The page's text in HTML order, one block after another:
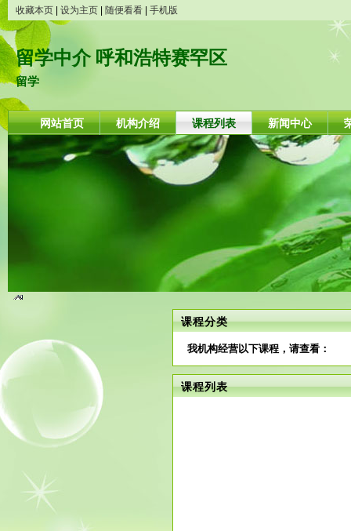
收藏本页 设为主页 随便看看 手机版
留学中介 呼和浩特赛罕区
留学
网站首页 机构介绍 课程列表 新闻中心
课程分类
我机构经营以下课程，请查看：
课程列表